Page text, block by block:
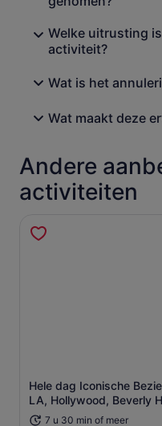
ontdekkingen.
Welke uitrusting
activiteit?
Wat is het
Wat maakt deze
Andere
activiteiten
Hele dag Iconische
LA, Hollywood, Beverly
7 u 30 min of meer